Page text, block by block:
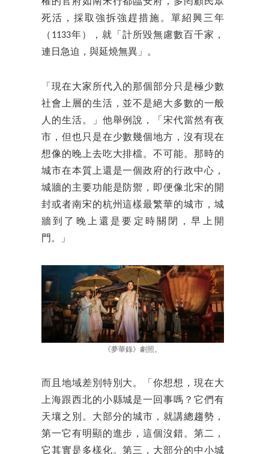
死活，採取強拆強趕措施。單紹興三年
（1133年），就「計所毀無慮數百千家，
連日急迫，與延燒無異」。
「現在大家所代入的那個部分只是極少數
社會上層的生活，並不是絕大多數的一般
人的生活。」他舉例說，「宋代當然有夜
市，但也只是在少數幾個地方，沒有現在
想像的晚上去吃大排檔。不可能。那時的
城市在本質上還是一個政府的行政中心，
城牆的主要功能是防禦，即便像北宋的開
封或者南宋的杭州這樣最繁華的城市，城
牆到了晚上還是要定時關閉，早上開
門。」
《夢華錄》劇照。
而且地域差別特別大。「你想想，現在大
上海跟西北的小縣城是一回事嗎？它們有
天壤之別。大部分的城市，就講總趨勢，
第一它有明顯的進步，這個沒錯。第二，
它其實是多樣化。第三，大部分的中小城